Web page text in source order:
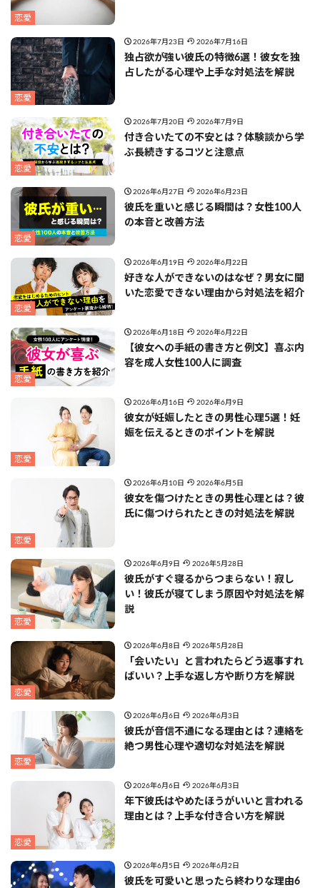
恋愛
恋愛
2026年7月23日 2026年7月16日
独占欲が強い彼氏の特徴6選！彼女を独
占したがる心理や上手な対処法を解説
恋愛
2026年7月20日 2026年7月9日
付き合いたての不安とは？体験談から学
ぶ長続きするコツと注意点
恋愛
2026年6月27日 2026年6月23日
彼氏を重いと感じる瞬間は？女性100人
の本音と改善方法
恋愛
2026年6月19日 2026年6月22日
好きな人ができないのはなぜ？男女に聞
いた恋愛できない理由から対処法を紹介
恋愛
2026年6月18日 2026年6月22日
【彼女への手紙の書き方と例文】喜ぶ内
容を成人女性100人に調査
恋愛
2026年6月16日 2026年6月9日
彼女が妊娠したときの男性心理5選！妊
娠を伝えるときのポイントを解説
恋愛
2026年6月10日 2026年6月5日
彼女を傷つけたときの男性心理とは？彼
氏に傷つけられたときの対処法を解説
恋愛
2026年6月9日 2026年5月28日
彼氏がすぐ寝るからつまらない！寂し
い！彼氏が寝てしまう原因や対処法を解
説
恋愛
2026年6月8日 2026年5月28日
「会いたい」と言われたらどう返事すれ
ばいい？上手な返し方や断り方を解説
恋愛
2026年6月6日 2026年6月3日
彼氏が音信不通になる理由とは？連絡を
絶つ男性心理や適切な対処法を解説
恋愛
2026年6月6日 2026年6月3日
年下彼氏はやめたほうがいいと言われる
理由とは？上手な付き合い方を解説
2026年6月5日 2026年6月2日
彼氏を可愛いと思ったら終わりな理由6